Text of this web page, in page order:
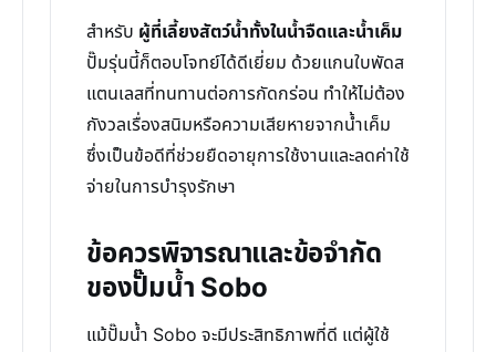
สำหรับ ผู้ที่เลี้ยงสัตว์น้ำทั้งในน้ำจืดและน้ำเค็ม
ปั๊มรุ่นนี้ก็ตอบโจทย์ได้ดีเยี่ยม ด้วยแกนใบพัดส
แตนเลสที่ทนทานต่อการกัดกร่อน ทำให้ไม่ต้อง
กังวลเรื่องสนิมหรือความเสียหายจากน้ำเค็ม
ซึ่งเป็นข้อดีที่ช่วยยืดอายุการใช้งานและลดค่าใช้
จ่ายในการบำรุงรักษา
ข้อควรพิจารณาและข้อจำกัด
ของปั๊มน้ำ Sobo
แม้ปั๊มน้ำ Sobo จะมีประสิทธิภาพที่ดี แต่ผู้ใช้